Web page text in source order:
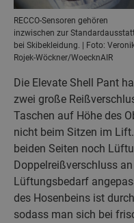
RECCO-Sensoren gehören
inzwischen zur
bei Skibekleidung. | Foto:
Rojek-Wöckner/WoecknAIR
Die Elevate Shell Pant
zwei große
Taschen auf Höhe des
nicht beim Sitzen im
beiden Seiten noch
Doppelreißverschluss
Lüftungsbedarf
des Hosenbeins ist
sodass man sich bei